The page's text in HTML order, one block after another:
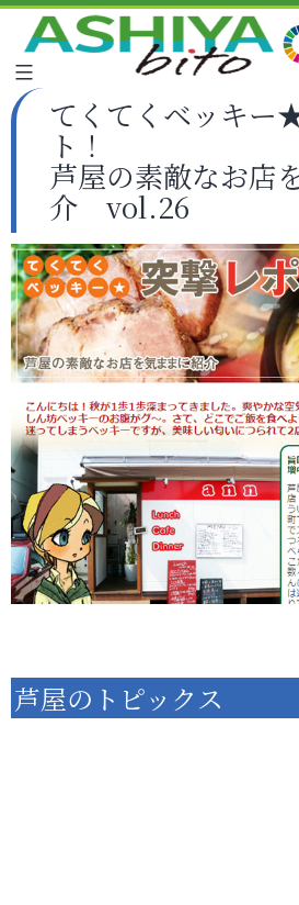
てくてくベッキー
ト！
芦屋の素敵なお店
介 vol.26
芦屋のトピックス